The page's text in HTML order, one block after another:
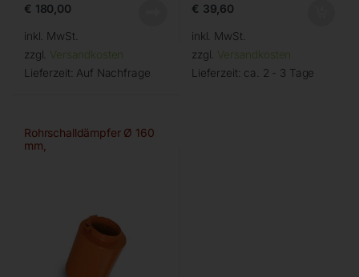
€ 180,00
inkl. MwSt.
zzgl. Versandkosten
Lieferzeit: Auf Nachfrage
€ 39,60
inkl. MwSt.
zzgl. Versandkosten
Lieferzeit: ca. 2 - 3 Tage
Rohrschalldämpfer Ø 160
mm,